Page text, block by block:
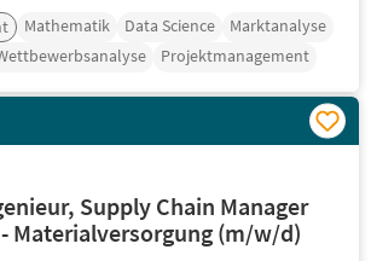
Mathematik Data Science
Marktanalyse
Projektmanagement
Supply Chain Manager
Materialversorgung (m/w/d)